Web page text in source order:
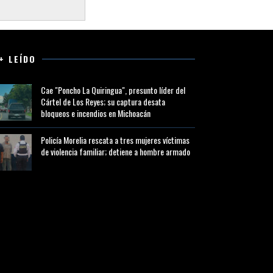
LEÍDO
Cae "Poncho La Quiringua", presunto líder del
Cártel de Los Reyes; su captura desata
bloqueos e incendios en Michoacán
Policía Morelia rescata a tres mujeres víctimas
de violencia familiar; detiene a hombre armado